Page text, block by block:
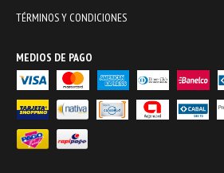
TÉRMINOS Y CONDICIONES
MEDIOS DE PAGO